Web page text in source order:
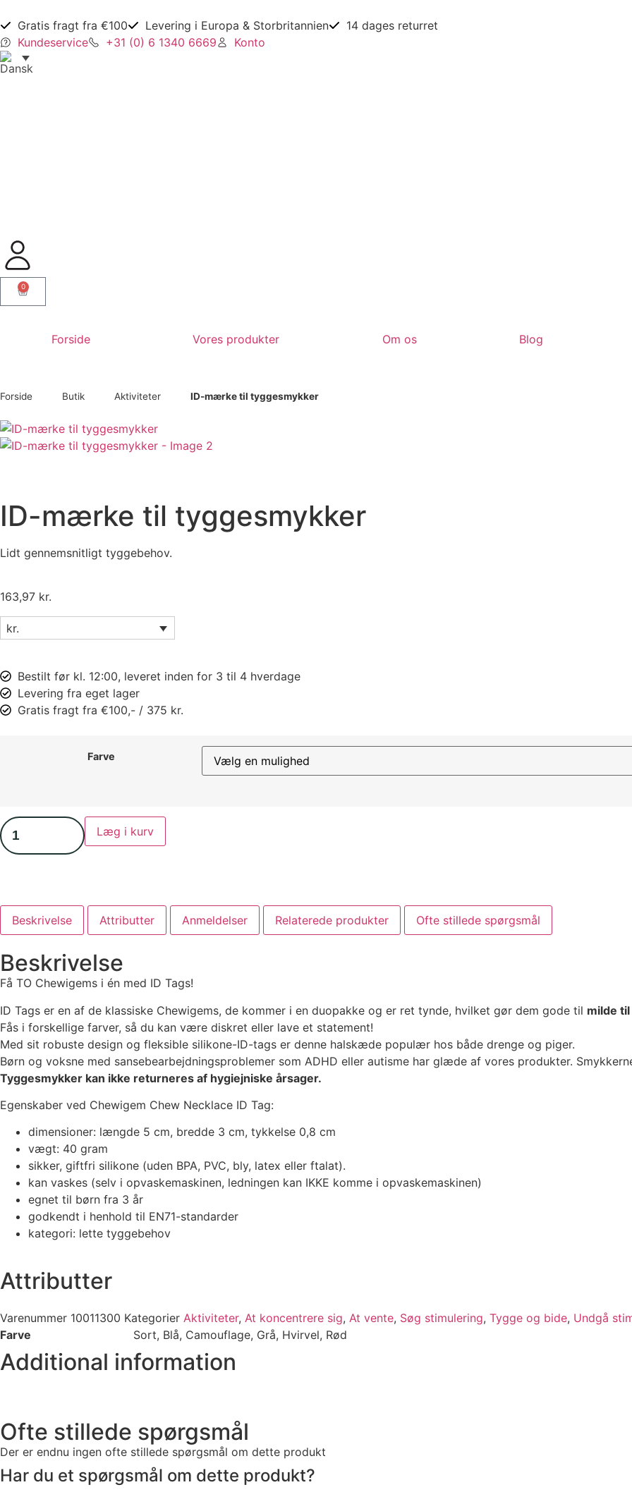
Gratis fragt fra €100 Levering i Europa & Storbritannien
14 dages returret
Kundeservice
+31 (0) 6 1340 6669 Konto
0
Forside Vores produkter Om os Blog
Forside Butik Aktiviteter ID-mærke til tyggesmykker
ID-mærke til tyggesmykker
Lidt gennemsnitligt tyggebehov.
163,97 kr.
kr.
Bestilt før kl. 12:00, leveret inden for 3 til 4 hverdage
Levering fra eget lager
Gratis fragt fra €100,- / 375 kr.
Farve
Læg i kurv
Beskrivelse Attributter Anmeldelser Relaterede produkter Ofte stillede spørgsmål
Beskrivelse
Få TO Chewigems i én med ID Tags!
ID Tags er en af de klassiske Chewigems, de kommer i en duopakke og er ret tynde, hvilket gør dem gode til milde
Fås i forskellige farver, så du kan være diskret eller lave et statement!
Med sit robuste design og fleksible silikone-ID-tags er denne halskæde populær hos både drenge og piger.
Børn og voksne med sansebearbejdningsproblemer som ADHD eller autisme har glæde af vores produkter.
Tyggesmykker kan ikke returneres af hygiejniske årsager.
Egenskaber ved Chewigem Chew Necklace ID Tag:
dimensioner: længde 5 cm, bredde 3 cm, tykkelse 0,8 cm
vægt: 40 gram
sikker, giftfri silikone (uden BPA, PVC, bly, latex eller ftalat).
kan vaskes (selv i opvaskemaskinen, ledningen kan IKKE komme i opvaskemaskinen)
egnet til børn fra 3 år
godkendt i henhold til EN71-standarder
kategori: lette tyggebehov
Attributter
Varenummer 10011300 Kategorier Aktiviteter, At koncentrere sig, At vente, Søg stimulering, Tygge og bide, Undgå
Farve
Sort, Blå, Camouflage, Grå, Hvirvel, Rød
Additional information
Ofte stillede spørgsmål
Der er endnu ingen ofte stillede spørgsmål om dette produkt
Har du et spørgsmål om dette produkt?